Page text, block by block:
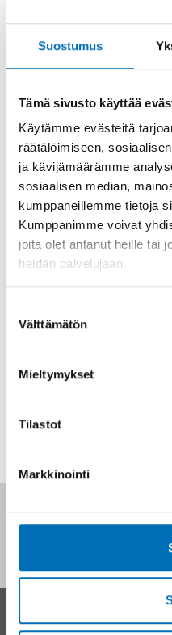
Suostumus
Tämä sivusto käyttää
Käytämme evästeitä
räätälöimiseen,
ja kävijämäärämme
sosiaalisen median,
kumppaneillemme tietoja
Kumppanimme voivat
joita olet antanut heille tai
heidän palvelujaan.
valinta
Välttämätön
Mieltymykset
Tilastot
Markkinointi
Om strukturella orsaker
Norden.
Vilka ska med? Om
Myndigheten för
rapport som bygger på
Detta och mycket annat.
hittar duHÄR
Konferensen är kostnadsfri.
Konferensen är ett
Seuraa meitä
YHTEYSTIEDOT